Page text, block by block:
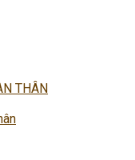
THÂN